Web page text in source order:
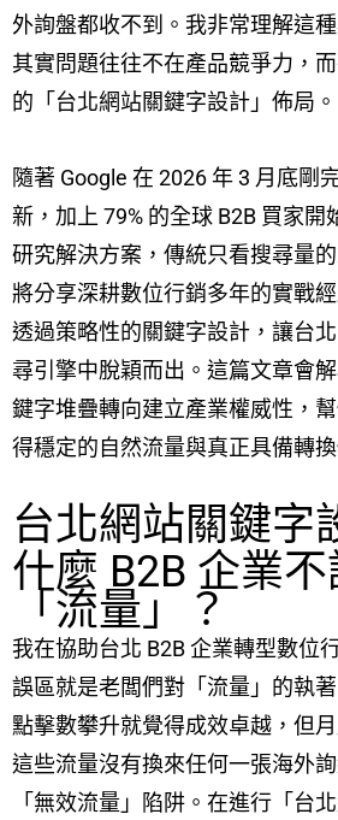
外詢盤都收不到。我非常理解這
其實問題往往不在產品競爭力，
的「台北網站關鍵字設計」佈局。
隨著 Google 在 2026 年 3 月底剛
新，加上 79% 的全球 B2B 買家開
研究解決方案，傳統只看搜尋量
將分享深耕數位行銷多年的實戰
透過策略性的關鍵字設計，讓台
尋引擎中脫穎而出。這篇文章會
鍵字堆疊轉向建立產業權威性，
得穩定的自然流量與真正具備轉
台北網站關鍵字
什麼 B2B 企業
「流量」？
我在協助台北 B2B 企業轉型數位
誤區就是老闆們對「流量」的執
點擊數攀升就覺得成效卓越，但
這些流量沒有換來任何一張海外
「無效流量」陷阱。在進行「台